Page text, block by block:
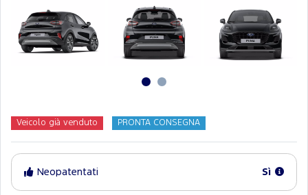
Veicolo già venduto PRONTA CONSEGNA
Neopatentati Sì